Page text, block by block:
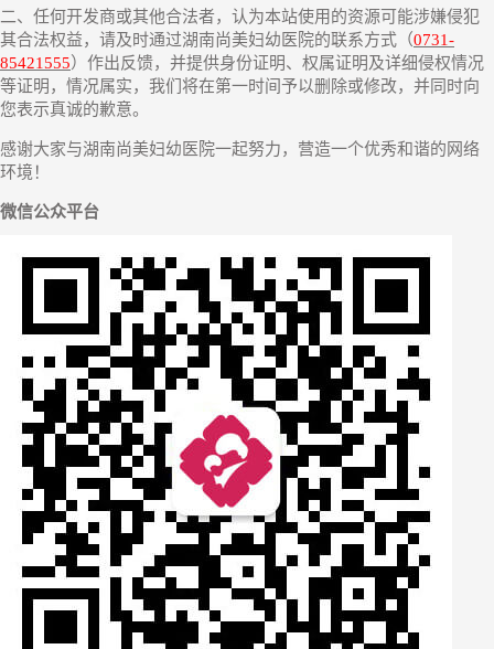
二、任何开发商或其他合法者，认为本站使用的资源可能涉嫌侵犯
其合法权益，请及时通过湖南尚美妇幼医院的联系方式（0731-
85421555）作出反馈，并提供身份证明、权属证明及详细侵权情况
等证明，情况属实，我们将在第一时间予以删除或修改，并同时向
您表示真诚的歉意。
感谢大家与湖南尚美妇幼医院一起努力，营造一个优秀和谐的网络
环境！
微信公众平台